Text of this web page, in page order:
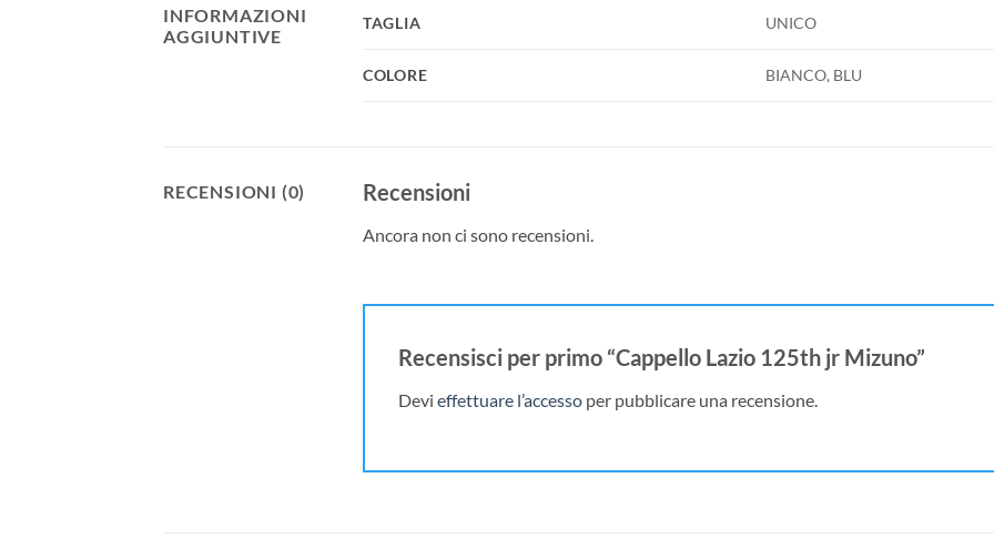
INFORMAZIONI
AGGIUNTIVE
TAGLIA UNICO
COLORE BIANCO, BLU
RECENSIONI (0) Recensioni
Ancora non ci sono recensioni.
Recensisci per primo “Cappello Lazio 125th jr Mizuno”
Devi effettuare l’accesso per pubblicare una recensione.